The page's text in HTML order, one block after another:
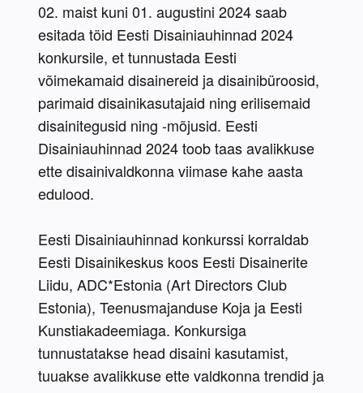
02. maist kuni 01. augustini 2024 saab
esitada töid Eesti Disainiauhinnad 2024
konkursile, et tunnustada Eesti
võimekamaid disainereid ja disainibüroosid,
parimaid disainikasutajaid ning erilisemaid
disainitegusid ning -mõjusid. Eesti
Disainiauhinnad 2024 toob taas avalikkuse
ette disainivaldkonna viimase kahe aasta
edulood.
Eesti Disainiauhinnad konkurssi korraldab
Eesti Disainikeskus koos Eesti Disainerite
Liidu, ADC*Estonia (Art Directors Club
Estonia), Teenusmajanduse Koja ja Eesti
Kunstiakadeemiaga. Konkursiga
tunnustatakse head disaini kasutamist,
tuuakse avalikkuse ette valdkonna trendid ja